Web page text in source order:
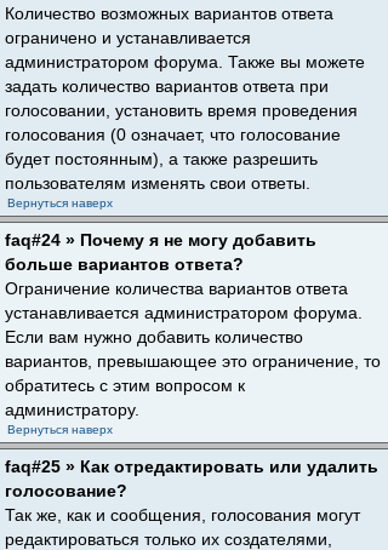
Количество возможных вариантов ответа
ограничено и устанавливается
администратором форума. Также вы можете
задать количество вариантов ответа при
голосовании, установить время проведения
голосования (0 означает, что голосование
будет постоянным), а также разрешить
пользователям изменять свои ответы.
Вернуться наверх
faq#24 » Почему я не могу добавить
больше вариантов ответа?
Ограничение количества вариантов ответа
устанавливается администратором форума.
Если вам нужно добавить количество
вариантов, превышающее это ограничение, то
обратитесь с этим вопросом к
администратору.
Вернуться наверх
faq#25 » Как отредактировать или удалить
голосование?
Так же, как и сообщения, голосования могут
редактироваться только их создателями,